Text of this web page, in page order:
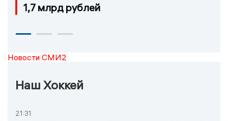
1,7 млрд рублей
Новости СМИ2
Наш Хоккей
21:31